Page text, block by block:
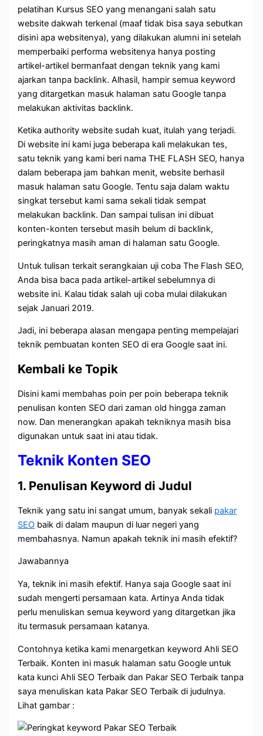
pelatihan Kursus SEO yang menangani salah satu
website dakwah terkenal (maaf tidak bisa saya sebutkan
disini apa websitenya), yang dilakukan alumni ini setelah
memperbaiki performa websitenya hanya posting
artikel-artikel bermanfaat dengan teknik yang kami
ajarkan tanpa backlink. Alhasil, hampir semua keyword
yang ditargetkan masuk halaman satu Google tanpa
melakukan aktivitas backlink.
Ketika authority website sudah kuat, itulah yang terjadi.
Di website ini kami juga beberapa kali melakukan tes,
satu teknik yang kami beri nama THE FLASH SEO, hanya
dalam beberapa jam bahkan menit, website berhasil
masuk halaman satu Google. Tentu saja dalam waktu
singkat tersebut kami sama sekali tidak sempat
melakukan backlink. Dan sampai tulisan ini dibuat
konten-konten tersebut masih belum di backlink,
peringkatnya masih aman di halaman satu Google.
Untuk tulisan terkait serangkaian uji coba The Flash SEO,
Anda bisa baca pada artikel-artikel sebelumnya di
website ini. Kalau tidak salah uji coba mulai dilakukan
sejak Januari 2019.
Jadi, ini beberapa alasan mengapa penting mempelajari
teknik pembuatan konten SEO di era Google saat ini.
Kembali ke Topik
Disini kami membahas poin per poin beberapa teknik
penulisan konten SEO dari zaman old hingga zaman
now. Dan menerangkan apakah tekniknya masih bisa
digunakan untuk saat ini atau tidak.
Teknik Konten SEO
1. Penulisan Keyword di Judul
Teknik yang satu ini sangat umum, banyak sekali pakar
SEO baik di dalam maupun di luar negeri yang
membahasnya. Namun apakah teknik ini masih efektif?
Jawabannya
Ya, teknik ini masih efektif. Hanya saja Google saat ini
sudah mengerti persamaan kata. Artinya Anda tidak
perlu menuliskan semua keyword yang ditargetkan jika
itu termasuk persamaan katanya.
Contohnya ketika kami menargetkan keyword Ahli SEO
Terbaik. Konten ini masuk halaman satu Google untuk
kata kunci Ahli SEO Terbaik dan Pakar SEO Terbaik tanpa
saya menuliskan kata Pakar SEO Terbaik di judulnya.
Lihat gambar :